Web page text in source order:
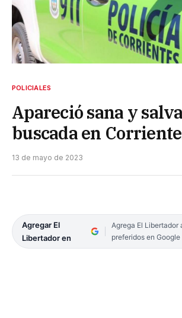
POLICIALES
Apareció sana y
buscada en
13 de mayo de 2023
Agregar El
Libertador en
Agrega El Libertador
preferidos en Google